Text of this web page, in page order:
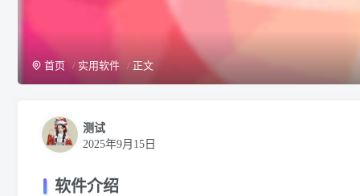
首页 实用软件 正文
测试
2025年9月15日
软件介绍